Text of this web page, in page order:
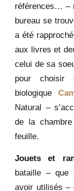
références… –
bureau se
a été
aux livres et
celui de sa
pour choisir
biologique
Natural –
de la
feuille.
Jouets et
bataille – que
avoir utilisés –